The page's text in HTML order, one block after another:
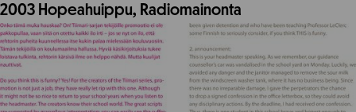
2003 Hopeahuippu, Radiomainonta